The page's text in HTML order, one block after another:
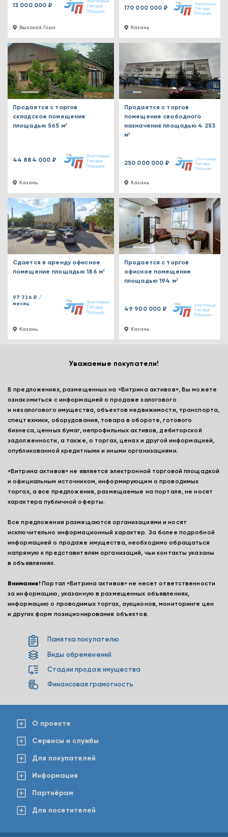
Высокая Гора
13 000 000 ₽
Казань
170 000 000 ₽
Казань
Продается с торгов
складское помещение
площадью 565 м²
44 884 000 ₽
Казань
Продается с торгов
помещение свободного
назначения площадью 4 253
м²
250 000 000 ₽
Казань
Сдается в аренду офисное
помещение площадью 186 м²
97 726 ₽ /
месяц
Казань
Продается с торгов
офисное помещение
площадью 194 м²
49 900 000 ₽
Уважаемые покупатели!
В предложениях, размещенных на «Витрина активов», Вы можете
ознакомиться с информацией о продаже залогового
и незалогового имущества, объектов недвижимости, транспорта,
спецтехники, оборудования, товара в обороте, готового
бизнеса, ценных бумаг, непрофильных активов, дебиторской
задолженности, а также, о торгах, ценах и другой информацией,
опубликованной кредитными и иными организациями.
«Витрина активов» не является электронной торговой площадкой
и официальным источником, информирующим о проводимых
торгах, а все предложения, размещаемые на портале, не носят
характера публичной оферты.
Все предложения размещаются организациями и носят
исключительно информационный характер. За более подробной
информацией о продаже имущества, необходимо обращаться
напрямую к представителям организаций, чьи контакты указаны
в объявлениях.
Внимание! Портал «Витрина активов» не несет ответственности
за информацию, указанную в размещенных объявлениях,
информацию о проводимых торгах, аукционов, мониторинге цен
и других форм позиционирования объектов.
Памятка покупателю
Виды обременений
Стадии продаж имущества
Финансовая грамотность
О проекте
Сервисы и службы
Для покупателей
Информация
Партнёрам
Для посетителей